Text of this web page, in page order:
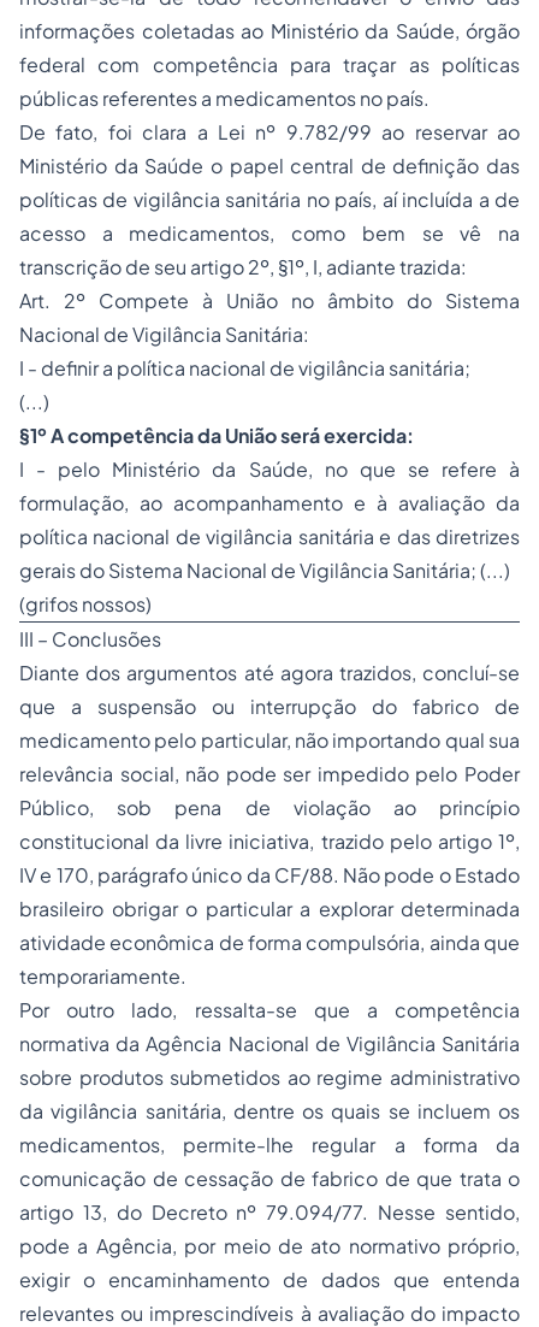
informações coletadas ao Ministério da Saúde, órgão
federal com competência para traçar as políticas
públicasreferentes a medicamentos no país.
De fato, foi clara a Lei nº 9.782/99 ao reservar ao
Ministério da Saúde o papel central de definição das
políticas de vigilância sanitária no país, aí incluída a de
acesso a medicamentos, como bem se vê na
transcrição de seu artigo 2º, §1º, I, adiante trazida:
Art. 2º Compete à União no âmbito do Sistema
Nacional de Vigilância Sanitária:
I - definir a política nacional de vigilância sanitária;
(...)
§1º A competência da União será exercida:
I - pelo Ministério da Saúde, no que se refere à
formulação, ao acompanhamento e à avaliação da
política nacional de vigilância sanitária e das diretrizes
gerais do Sistema Nacional de Vigilância Sanitária; (...)
(grifos nossos)
III – Conclusões
Diante dos argumentos até agora trazidos, concluí-se
que a suspensão ou interrupção do fabrico de
medicamento pelo particular, não importando qual sua
relevância social, não pode ser impedido pelo Poder
Público, sob pena de violação ao princípio
constitucional da livre iniciativa, trazido pelo artigo 1º,
IV e 170, parágrafo único da CF/88. Não pode o Estado
brasileiro obrigar o particular a explorar determinada
atividade econômica de forma compulsória, ainda que
temporariamente.
Por outro lado, ressalta-se que a competência
normativa da Agência Nacional de Vigilância Sanitária
sobre produtos submetidos ao regime administrativo
da vigilância sanitária, dentre os quais se incluem os
medicamentos, permite-lhe regular a forma da
comunicação de cessação de fabrico de que trata o
artigo 13, do Decreto nº 79.094/77. Nesse sentido,
pode a Agência, por meio de ato normativo próprio,
exigir o encaminhamento de dados que entenda
relevantes ou imprescindíveis à avaliação do impacto